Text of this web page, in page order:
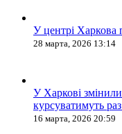
У центрі
28 марта, 2026 13:14
У Харкові
курсуватимуть
16 марта, 2026 20:59